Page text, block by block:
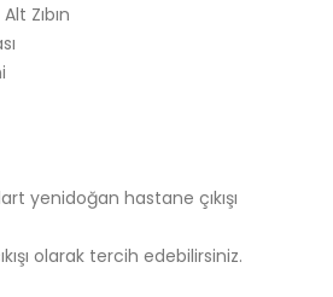
Zıbın
yenidoğan hastane çıkışı
olarak tercih edebilirsiniz.